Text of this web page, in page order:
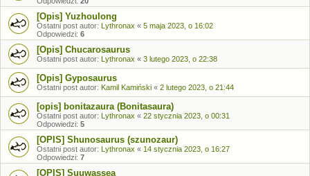
[Opis] Yuzhoulong
Ostatni post autor: Lythronax « 5 maja 2023, o 16:02
Odpowiedzi: 6
[Opis] Chucarosaurus
Ostatni post autor: Lythronax « 3 lutego 2023, o 22:38
[Opis] Gyposaurus
Ostatni post autor: Kamil Kamiński « 2 lutego 2023, o 21:44
[opis] bonitazaura (Bonitasaura)
Ostatni post autor: Lythronax « 22 stycznia 2023, o 00:31
Odpowiedzi: 5
[OPIS] Shunosaurus (szunozaur)
Ostatni post autor: Lythronax « 14 stycznia 2023, o 16:27
Odpowiedzi: 7
[OPIS] Suuwassea